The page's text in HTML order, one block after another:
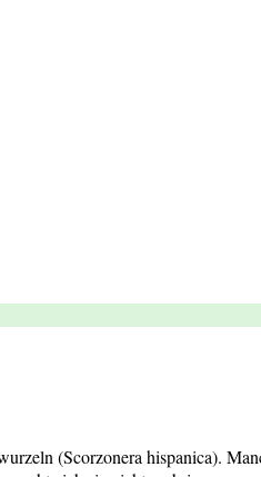
(Scorzonera hispanica).